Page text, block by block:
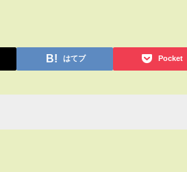
はてブ Pocket